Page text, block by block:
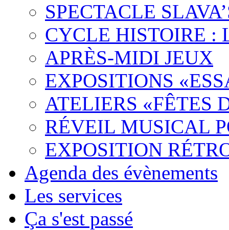
SPECTACLE
CYCLE HISTOIRE :
APRÈS-MIDI JEUX
EXPOSITIONS
ATELIERS «FÊTES
RÉVEIL MUSICAL
EXPOSITION
Agenda des évènements
Les services
Ça s'est passé